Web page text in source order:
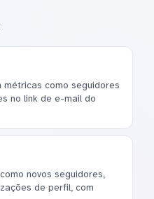
como seguidores
no link de e-mail do
novos seguidores,
de perfil, com